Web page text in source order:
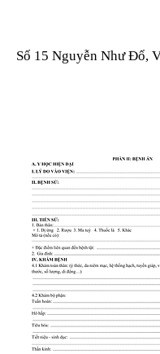
Số 15 Nguyễn Như Đổ,